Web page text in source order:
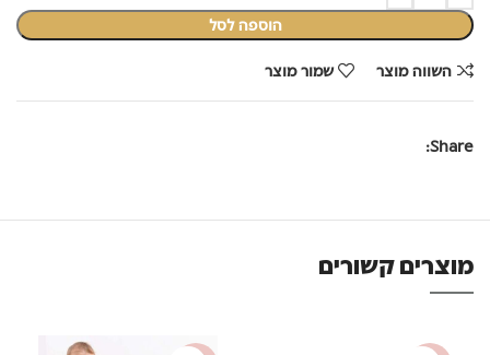
הוספה לסל
השווה מוצר שמור מוצר
Share:
מוצרים קשורים